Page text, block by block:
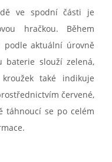
ve spodní části je
hračkou. Během
aktuální úrovně
baterie slouží zelená,
také indikuje
červené,
táhnoucí se po celém